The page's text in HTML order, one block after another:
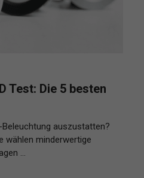
Test: Die 5 besten
Beleuchtung auszustatten?
wählen minderwertige
…